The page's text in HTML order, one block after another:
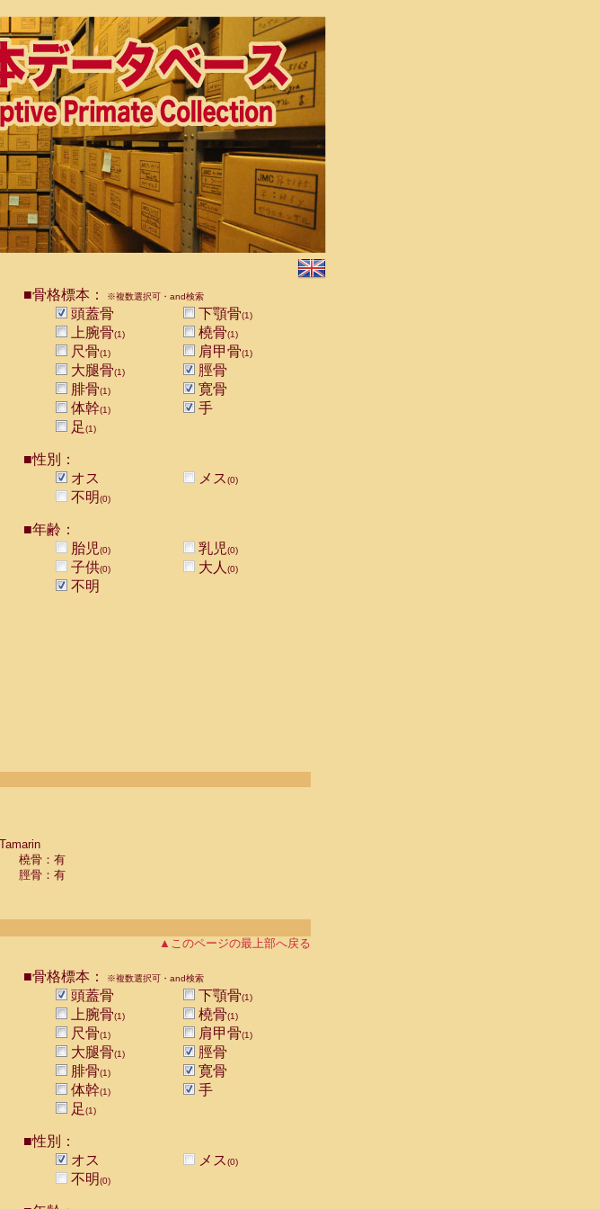
■骨格標本： ※複数選択可・and検索
頭蓋骨 下顎骨(1)
上腕骨(1) 橈骨(1)
尺骨(1) 肩甲骨(1)
大腿骨(1)
脛骨
腓骨(1)
寛骨
体幹(1)
手
足(1)
■性別：
オス
メス(0)
不明(0)
■年齢：
胎児(0) 乳児(0)
子供(0) 大人 (0)
不明
橈骨：有
脛骨：有
▲このページの最上部へ戻る
■骨格標本： ※複数選択可・and検索
頭蓋骨 下顎骨(1)
上腕骨(1) 橈骨(1)
尺骨(1) 肩甲骨(1)
大腿骨(1)
脛骨
腓骨(1)
寛骨
体幹(1)
手
足(1)
■性別：
オス
メス(0)
不明(0)